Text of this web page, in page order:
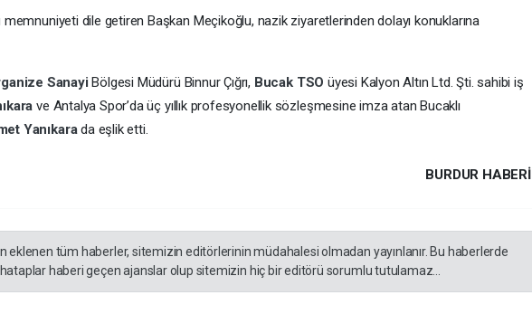
dile getiren Başkan Meçikoğlu, nazik ziyaretlerinden dolayı konuklarına
SanayiBölgesi Müdürü Binnur Çığrı, Bucak TSO üyesi Kalyon Altın Ltd. Şti. sahibi iş
ve Antalya Spor’da üç yıllık profesyonellik sözleşmesine imza atan Bucaklı
Yanıkarada eşlik etti.
BURDUR HABERİ
eklenen tüm haberler, sitemizin editörlerinin müdahalesi olmadan yayınlanır. Bu haberlerde
haberi geçen ajanslar olup sitemizin hiç bir editörü sorumlu tutulamaz...